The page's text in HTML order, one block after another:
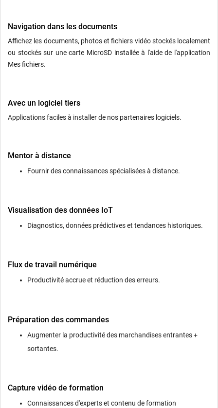
Navigation dans les documents
Affichez les documents, photos et fichiers vidéo stockés localement
ou stockés sur une carte MicroSD installée à l'aide de l'application
Mes fichiers.
Avec un logiciel tiers
Applications faciles à installer de nos partenaires logiciels.
Mentor à distance
Fournir des connaissances spécialisées à distance.
Visualisation des données IoT
Diagnostics, données prédictives et tendances historiques.
Flux de travail numérique
Productivité accrue et réduction des erreurs.
Préparation des commandes
Augmenter la productivité des marchandises entrantes +
sortantes.
Capture vidéo de formation
Connaissances d'experts et contenu de formation